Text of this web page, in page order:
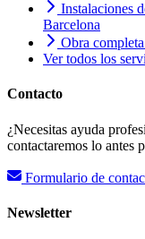
Instalaciones
Barcelona
Obra
Ver todos los
Contacto
¿Necesitas ayuda
contactaremos lo antes
Formulario de
Newsletter